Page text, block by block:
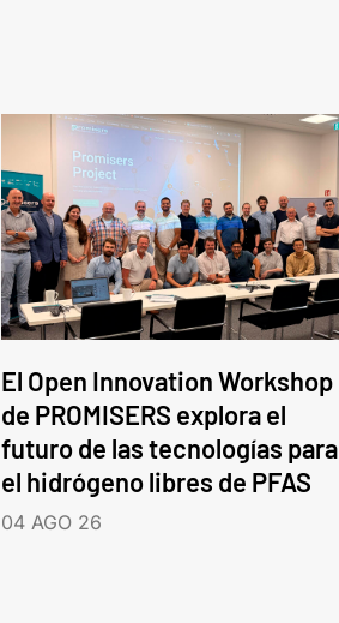
El Open Innovation Workshop
de PROMISERS explora el
futuro de las tecnologías para
el hidrógeno libres de PFAS
04 AGO 26